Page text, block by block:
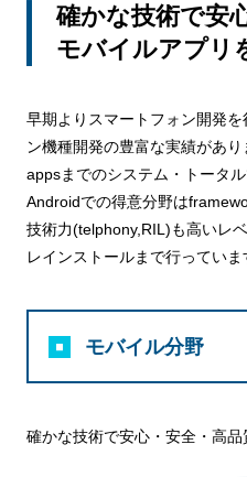
確かな技術で安
モバイルアプリ
早期よりスマートフォン開発
ン機種開発の豊富な実績があ
appsまでのシステム・トータ
Androidでの得意分野は
技術力(telphony,RIL)も高いレ
レインストールまで行っていま
モバイル分野
確かな技術で安心・安全・高